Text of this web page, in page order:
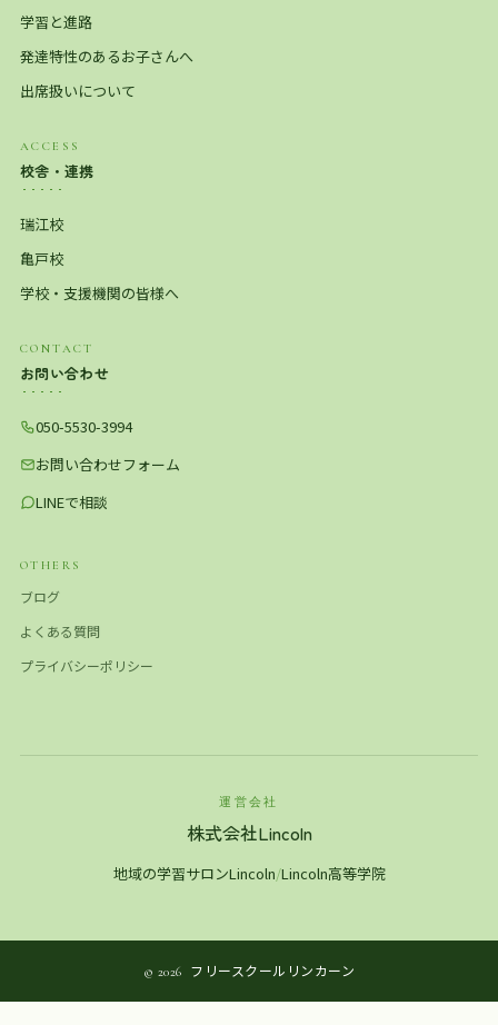
学習と進路
発達特性のあるお子さんへ
出席扱いについて
ACCESS
校舎・連携
瑞江校
亀戸校
学校・支援機関の皆様へ
CONTACT
お問い合わせ
050-5530-3994
お問い合わせフォーム
LINEで相談
OTHERS
ブログ
よくある質問
プライバシーポリシー
運営会社
株式会社Lincoln
地域の学習サロンLincoln/Lincoln高等学院
© 2026 フリースクールリンカーン